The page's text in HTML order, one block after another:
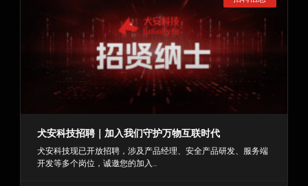
犬安科技招聘｜加入我们守护万物互联时代
犬安科技现已开放招聘，涉及产品经理、安全产品研发、服务端
开发等多个岗位，诚邀您的加入…